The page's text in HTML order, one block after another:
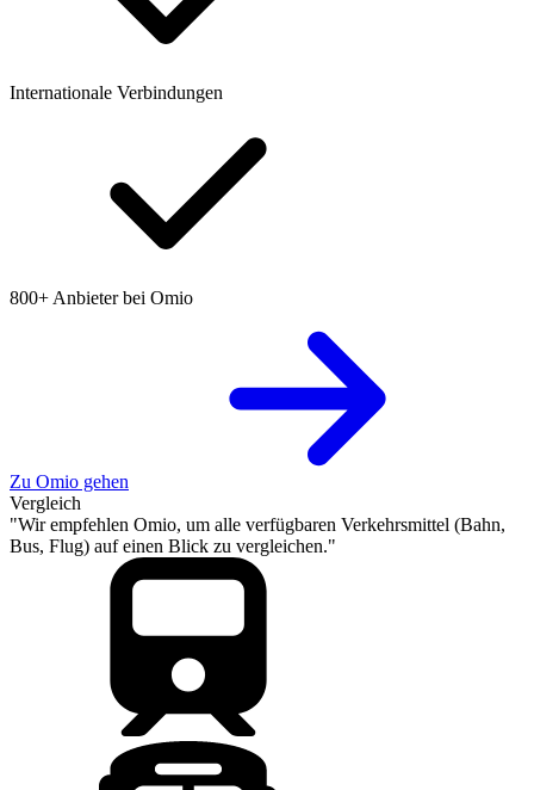
Internationale Verbindungen
800+ Anbieter bei Omio
Zu Omio gehen
Vergleich
"Wir empfehlen Omio, um alle verfügbaren Verkehrsmittel (Bahn,
Bus, Flug) auf einen Blick zu vergleichen."